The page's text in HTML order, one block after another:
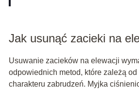
Jak usunąć zacieki na
Usuwanie zacieków na elewacji
odpowiednich metod, które zależą od
charakteru zabrudzeń. Myjka